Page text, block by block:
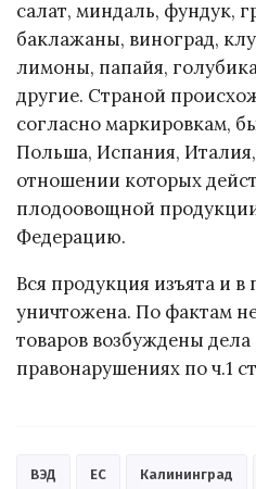
салат, миндаль, фундук,
баклажаны, виноград,
лимоны, папайя,
другие. Страной
согласно маркировкам,
Польша, Испания,
отношении которых
плодоовощной
Федерацию.
Вся продукция изъята и
уничтожена. По фактам
товаров возбуждены
правонарушениях по ч.1
ВЭД ЕС Калининград